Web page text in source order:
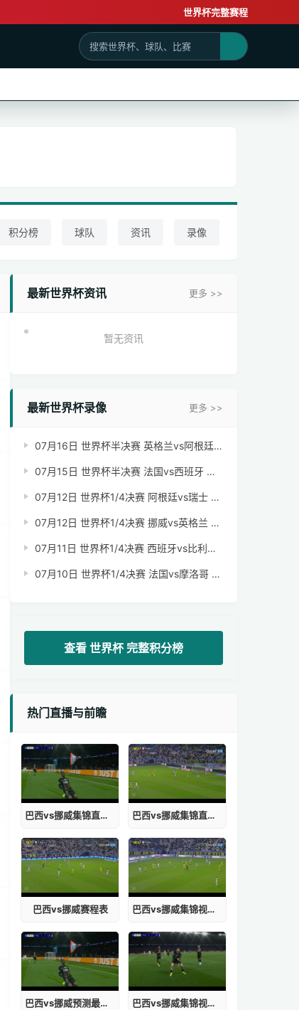
世界杯完整赛程
积分榜 球队 资讯 录像
最新世界杯资讯 更多 >>
暂无资讯
最新世界杯录像 更多 >>
07月16日 世界杯半决赛 英格兰vs阿根廷 全场录像【全场录像+集锦】
07月15日 世界杯半决赛 法国vs西班牙 全场录像【全场录像+集锦】
07月12日 世界杯1/4决赛 阿根廷vs瑞士 全场录像【全场录像+集锦】
07月12日 世界杯1/4决赛 挪威vs英格兰 全场录像【全场录像+集锦】
07月11日 世界杯1/4决赛 西班牙vs比利时 全场录像【全场录像+集锦】
07月10日 世界杯1/4决赛 法国vs摩洛哥 全场录像【全场录像+集锦】
查看 世界杯 完整积分榜
热门直播与前瞻
巴西vs挪威集锦直播回放 巴西vs挪威集锦直播回放在线观看
巴西vs挪威赛程表 巴西vs挪威集锦视频直播在线观看
巴西vs挪威预测最新消息 巴西vs挪威集锦视频直播免费观看